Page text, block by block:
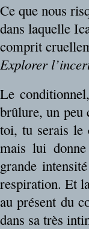
Ce que nous
dans laquelle
comprit
Explorer
Le
brûlure, un peu
toi, tu serais le
mais lui
grande
respiration. Et
au présent du
dans sa très